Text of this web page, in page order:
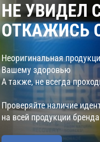
НЕ УВИДЕЛ
ОТКАЖИСЬ
Неоригинальная
Вашему здоровью
А также, не всегда
Проверяйте наличие
на всей продукции